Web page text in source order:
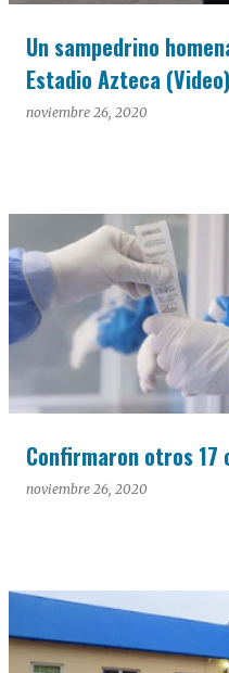
Un sampedrino
Estadio Azteca (Video)
noviembre 26, 2020
Confirmaron otros 17
noviembre 26, 2020